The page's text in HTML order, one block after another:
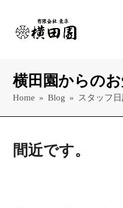
横田園からの
Home » Blog » スタッフ
間近です。